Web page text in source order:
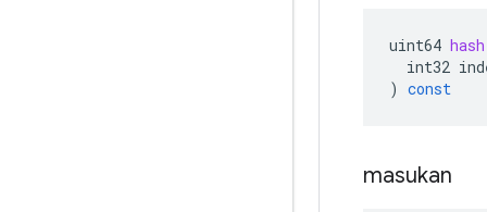
uint64 hash
int32
) const
masukan